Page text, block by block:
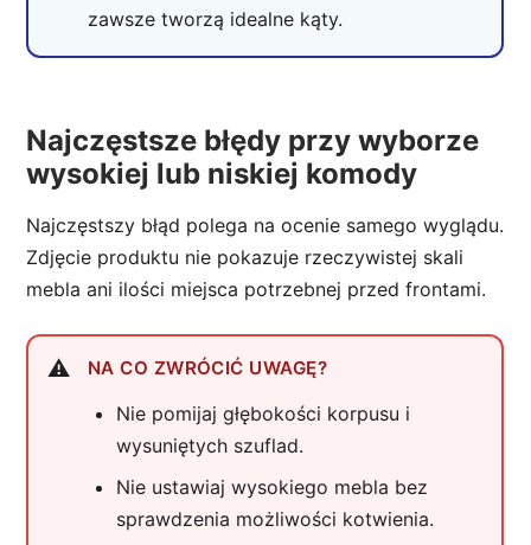
zawsze tworzą idealne kąty.
Najczęstsze błędy przy wyborze
wysokiej lub niskiej komody
Najczęstszy błąd polega na ocenie samego wyglądu.
Zdjęcie produktu nie pokazuje rzeczywistej skali
mebla ani ilości miejsca potrzebnej przed frontami.
NA CO ZWRÓCIĆ UWAGĘ?
Nie pomijaj głębokości korpusu i
wysuniętych szuflad.
Nie ustawiaj wysokiego mebla bez
sprawdzenia możliwości kotwienia.